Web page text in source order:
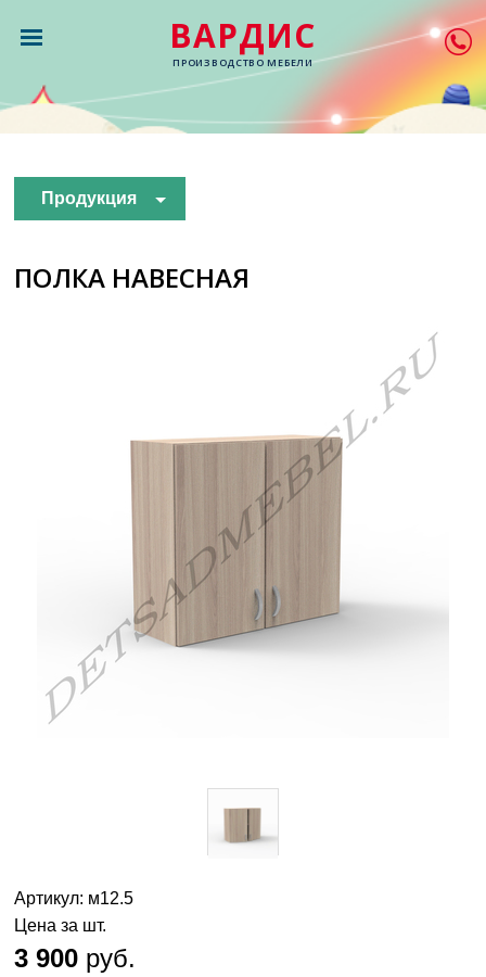
ВАРДИС
ПРОИЗВОДСТВО МЕБЕЛИ
Продукция
ПОЛКА НАВЕСНАЯ
Артикул: м12.5
Цена за шт.
3 900 руб.